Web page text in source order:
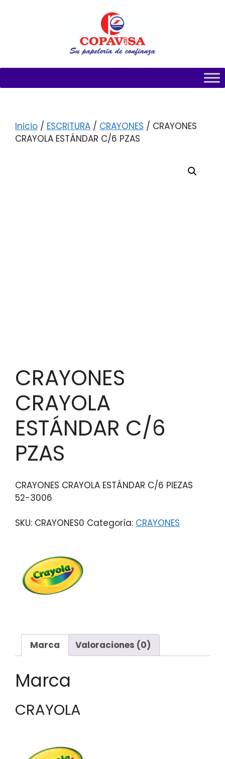
Inicio / ESCRITURA / CRAYONES / CRAYONES
CRAYOLA ESTÁNDAR C/6 PZAS
CRAYONES
CRAYOLA
ESTÁNDAR C/6
PZAS
CRAYONES CRAYOLA ESTÁNDAR C/6 PIEZAS
52-3006
SKU: CRAYONES0 Categoría: CRAYONES
Marca Valoraciones (0)
Marca
CRAYOLA